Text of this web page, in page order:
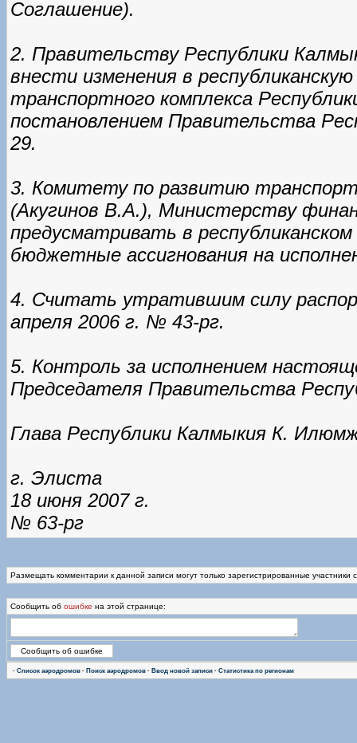
Соглашение).
2. Правительству Республики
внести изменения в
транспортного комплекса
постановлением Правительства
29.
3. Комитету по развитию
(Акугинов В.А.), Министерству
предусматривать в
бюджетные ассигнования на
4. Считать утратившим силу
апреля 2006 г. № 43-рг.
5. Контроль за исполнением
Председателя Правительства
Глава Республики Калмыкия К.
г. Элиста
18 июня 2007 г.
№ 63-рг
Размещать комментарии к данной записи могут только зарегистрированные участники
Сообщить об ошибке на этой странице:
· Список аэродромов · Поиск аэродромов · Ввод новой записи · Статистика по регионам